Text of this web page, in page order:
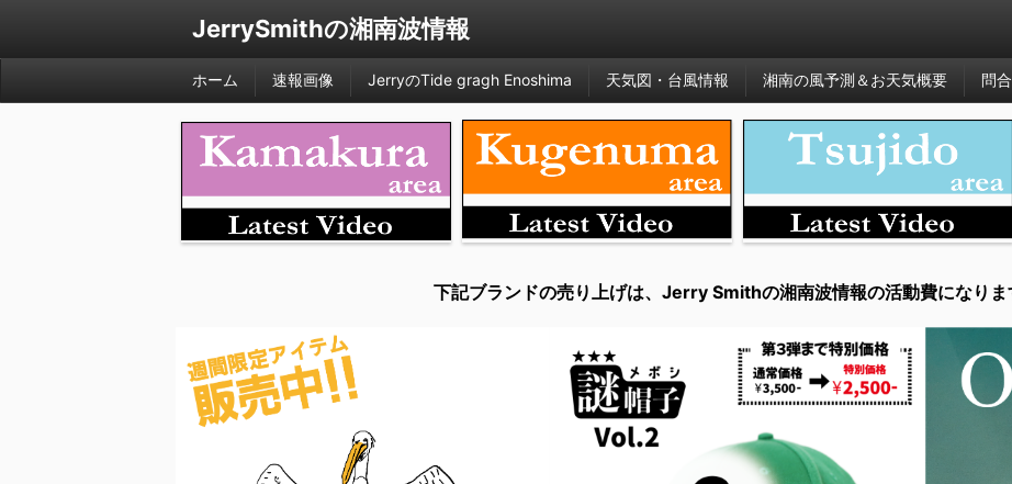
JerrySmithの湘南波情報
ホーム 速報画像 JerryのTide gragh Enoshima 天気図・台風情報 湘南の風予測＆お天気概要 問
下記ブランドの売り上げは、Jerry Smithの湘南波情報の活動費になりま